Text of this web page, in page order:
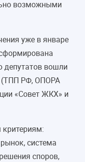
возможными
уже в январе
депутатов вошли
(ТПП РФ, ОПОРА
«Совет ЖКХ» и
система
споров,